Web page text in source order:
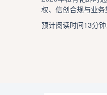
权、信创合规与业务
预计阅读时间13分钟